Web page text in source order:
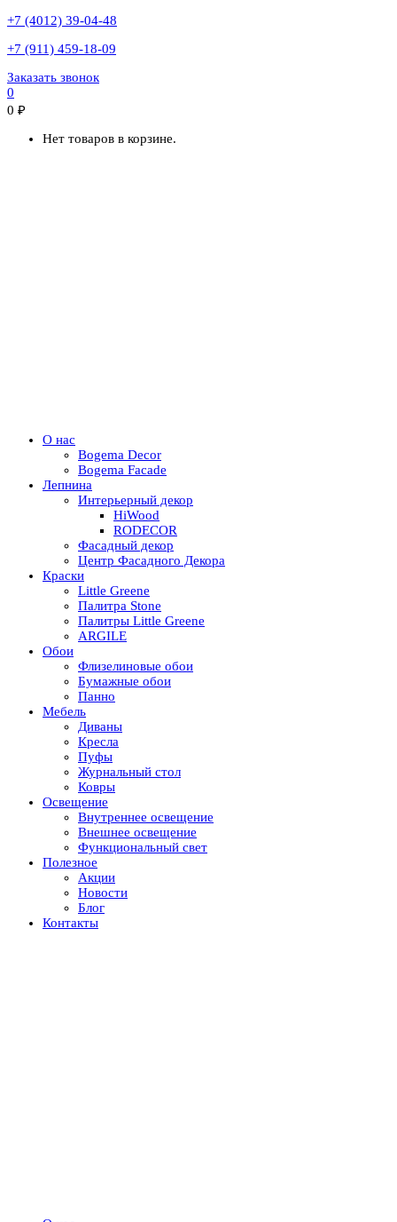
+7 (4012) 39-04-48
+7 (911) 459-18-09
Заказать звонок
0
0 ₽
Нет товаров в корзине.
О нас
Bogema Decor
Bogema Facade
Лепнина
Интерьерный декор
HiWood
RODECOR
Фасадный декор
Центр Фасадного Декора
Краски
Little Greene
Палитра Stone
Палитры Little Greene
ARGILE
Обои
Флизелиновые обои
Бумажные обои
Панно
Мебель
Диваны
Кресла
Пуфы
Журнальный стол
Ковры
Освещение
Внутреннее освещение
Внешнее освещение
Функциональный свет
Полезное
Акции
Новости
Блог
Контакты